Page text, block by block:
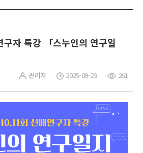
자 특강 「스누인의 연구일
관리자 2025-09-23 261